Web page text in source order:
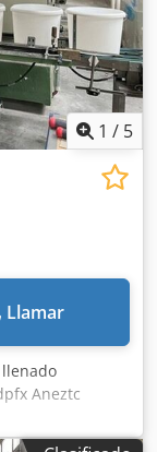
1 / 5
Llamar
Aneztc
automático
para cerrar